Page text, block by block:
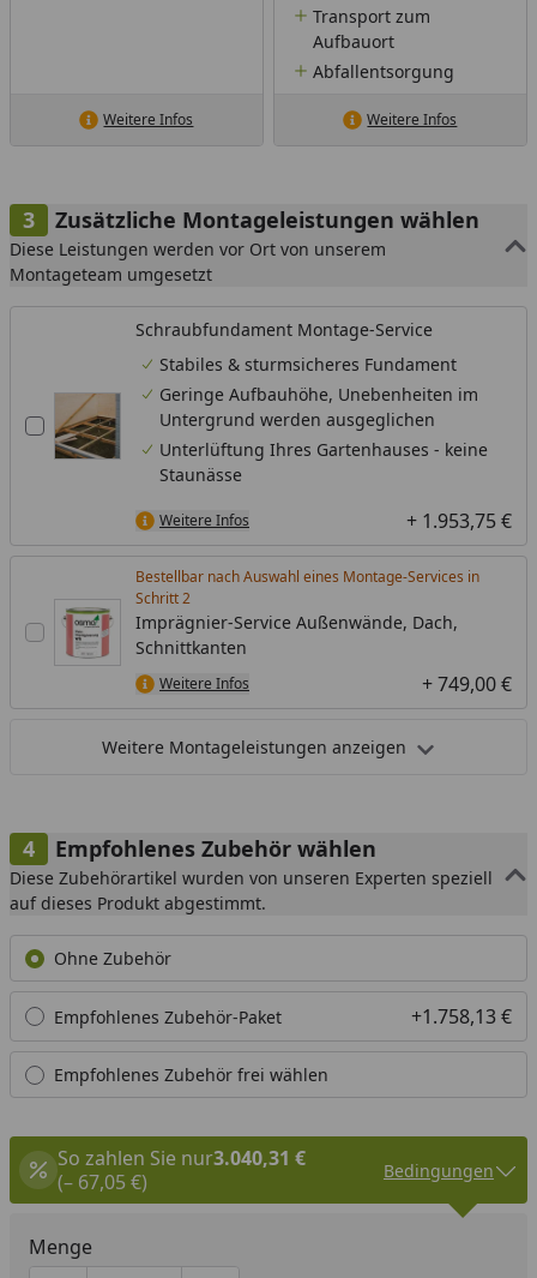
Weitere Infos
Transport zum
Aufbauort
Abfallentsorgung
Weitere Infos
Zusätzliche Montageleistungen wählen
Diese Leistungen werden vor Ort von unserem
Montageteam umgesetzt
Schraubfundament Montage-Service
Stabiles & sturmsicheres Fundament
Geringe Aufbauhöhe, Unebenheiten im
Untergrund werden ausgeglichen
Unterlüftung Ihres Gartenhauses - keine
Staunässe
Weitere Infos + 1.953,75 €
Bestellbar nach Auswahl eines Montage-Services in
Schritt
Imprägnier-Service Außenwände, Dach,
Schnittkanten
Weitere Infos + 749,00 €
Weitere Montageleistungen anzeigen
Empfohlenes Zubehör wählen
Diese Zubehörartikel wurden von unseren Experten speziell
auf dieses Produkt abgestimmt.
Ohne Zubehör
Empfohlenes Zubehör-Paket +1.758,13 €
Empfohlenes Zubehör frei wählen
So zahlen Sie nur3.040,31 €
(– 67,05 €)
Bedingungen
Menge